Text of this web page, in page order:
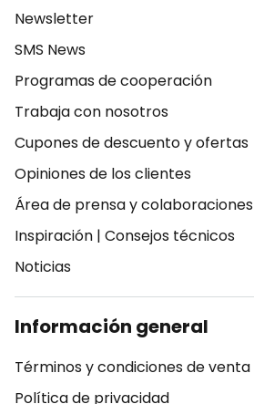
Newsletter
SMS News
Programas de cooperación
Trabaja con nosotros
Cupones de descuento y ofertas
Opiniones de los clientes
Área de prensa y colaboraciones
Inspiración | Consejos técnicos
Noticias
Información general
Términos y condiciones de venta
Política de privacidad